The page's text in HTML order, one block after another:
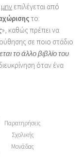
μην επιλέγεται από
το:
», καθώς πρέπει να
σε ποιο στάδιο
το άλλο βιβλίο του
όταν ένα
Παρατηρήσεις
Σχολικής
Μονάδας